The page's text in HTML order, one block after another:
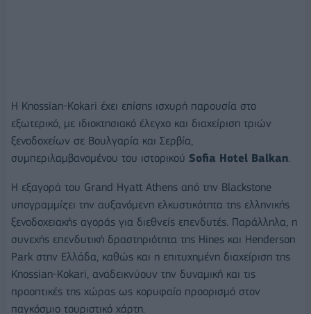
Η Knossian-Kokari έχει επίσης ισχυρή παρουσία στο
εξωτερικό, με ιδιοκτησιακό έλεγχο και διαχείριση τριών
ξενοδοχείων σε Βουλγαρία και Σερβία,
συμπεριλαμβανομένου του ιστορικού Sofia Hotel Balkan.
Η εξαγορά του Grand Hyatt Athens από την Blackstone
υπογραμμίζει την αυξανόμενη ελκυστικότητα της ελληνικής
ξενοδοχειακής αγοράς για διεθνείς επενδυτές. Παράλληλα, η
συνεχής επενδυτική δραστηριότητα της Hines και Henderson
Park στην Ελλάδα, καθώς και η επιτυχημένη διαχείριση της
Knossian-Kokari, αναδεικνύουν την δυναμική και τις
προοπτικές της χώρας ως κορυφαίο προορισμό στον
παγκόσμιο τουριστικό χάρτη.